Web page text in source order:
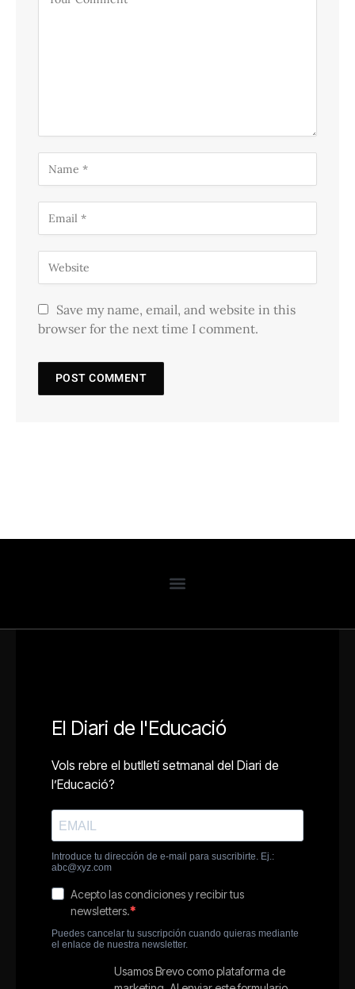
Save my name, email, and website in this
browser for the next time I comment.